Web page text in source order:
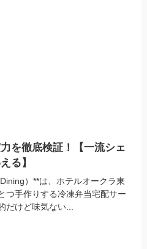
を徹底検証！【一流シェ
る】
）**は、ホテルオークラ東
つ手作りする冷凍弁当宅配サー
だけど味気ない...